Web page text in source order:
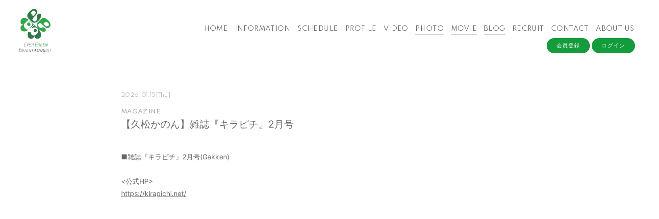
HOME INFORMATION SCHEDULE PROFILE VIDEO PHOTO MOVIE BLOG RECRUIT CONTACT ABOUT US
会員登録 ログイン
2026.01.15 [Thu]
MAGAZINE
【久松かのん】雑誌『キラピチ』2月号
■雑誌『キラピチ』2月号(Gakken)
<公式HP>
https://kirapichi.net/